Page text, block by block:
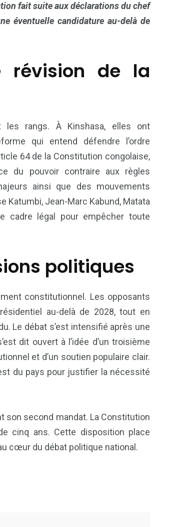
fait suite aux déclarations du chef
éventuelle candidature au-delà de
révision de la
les rangs. À Kinshasa, elles ont
qui entend défendre l’ordre
64 de la Constitution congolaise,
du pouvoir contraire aux règles
ainsi que des mouvements
Katumbi, Jean-Marc Kabund, Matata
cadre légal pour empêcher toute
politiques
constitutionnel. Les opposants
au-delà de 2028, tout en
Le débat s’est intensifié après une
dit ouvert à l’idée d’un troisième
et d’un soutien populaire clair.
du pays pour justifier la nécessité
son second mandat. La Constitution
cinq ans. Cette disposition place
cœur du débat politique national.
78 42